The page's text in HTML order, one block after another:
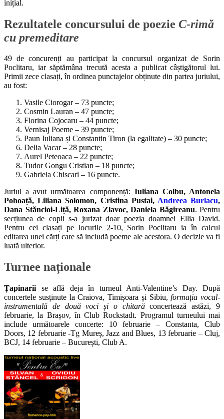
inițial.
Rezultatele concursului de poezie C-rimă
cu premeditare
49 de concurenți au participat la concursul organizat de Sorin
Poclitaru, iar săptămâna trecută acesta a publicat câștigătorul lui.
Primii zece clasați, în ordinea punctajelor obținute din partea juriului,
au fost:
Vasile Ciorogar – 73 puncte;
Cosmin Lauran – 47 puncte;
Florina Cojocaru – 44 puncte;
Vernisaj Poeme – 39 puncte;
Paun Iuliana și Constantin Tiron (la egalitate) – 30 puncte;
Delia Vacar – 28 puncte;
Aurel Peteoaca – 22 puncte;
Tudor Gongu Cristian – 18 puncte;
Gabriela Chiscari – 16 puncte.
Juriul a avut următoarea componență: Iuliana Colbu, Antonela
Pohoață, Liliana Solomon, Cristina Pustai, Andreea Burlacu,
Dana Stăncioi-Liță, Roxana Zlavoc, Daniela Băgireanu. Pentru
secțiunea de copii s-a jurizat doar poezia doamnei Ellia David.
Pentru cei clasați pe locurile 2-10, Sorin Poclitaru ia în calcul
editarea unei cărți care să includă poeme ale acestora. O decizie va fi
luată ulterior.
Turnee naționale
Țapinarii se află deja în turneul Anti-Valentine’s Day. După
concertele susținute la Craiova, Timișoara și Sibiu,formația vocal-
instrumentală de două voci și o chitarăconcertează astăzi, 9
februarie, la Brașov, în Club Rockstadt. Programul turneului mai
include următoarele concerte: 10 februarie – Constanta, Club
Doors, 12 februarie -Tg Mureș, Jazz and Blues, 13 februarie – Cluj,
BCJ, 14 februarie – București, Club A.